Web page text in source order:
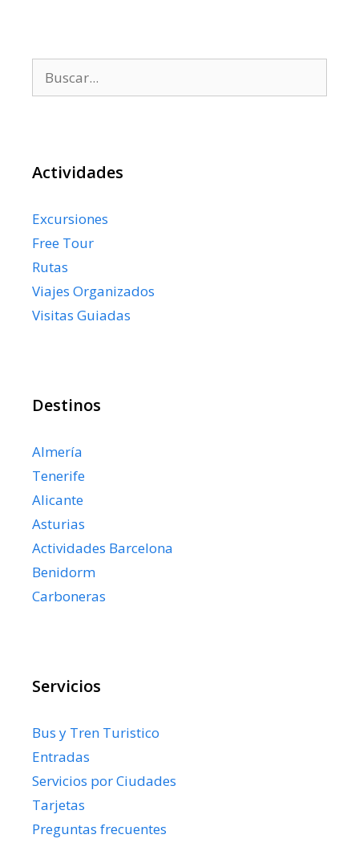
Actividades
Excursiones
Free Tour
Rutas
Viajes Organizados
Visitas Guiadas
Destinos
Almería
Tenerife
Alicante
Asturias
Actividades Barcelona
Benidorm
Carboneras
Servicios
Bus y Tren Turistico
Entradas
Servicios por Ciudades
Tarjetas
Preguntas frecuentes